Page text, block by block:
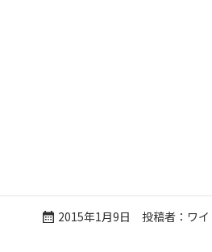
2015年1月9日 投稿者：ワイ